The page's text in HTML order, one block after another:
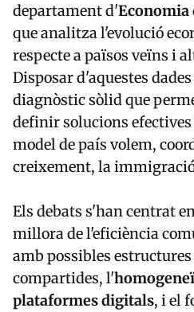
departament d'Economia
que analitza l'evolució
respecte a països veïns i
Disposar d'aquestes
diagnòstic sòlid que
definir solucions
model de país volem,
creixement, la
Els debats s'han centrat
millora de l'eficiència
amb possibles
compartides, l'
plataformes digitals, i el